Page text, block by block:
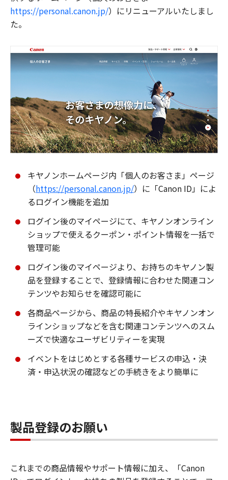
https://personal.canon.jp/）にリニューアルいたしまし
た。
キヤノンホームページ内「個人のお客さま」ページ
（https://personal.canon.jp/）に「Canon ID」によ
るログイン機能を追加
ログイン後のマイページにて、キヤノンオンライン
ショップで使えるクーポン・ポイント情報を一括で
管理可能
ログイン後のマイページより、お持ちのキヤノン製
品を登録することで、登録情報に合わせた関連コン
テンツやお知らせを確認可能に
各商品ページから、商品の特長紹介やキヤノンオン
ラインショップなどを含む関連コンテンツへのスム
ーズで快適なユーザビリティーを実現
イベントをはじめとする各種サービスの申込・決
済・申込状況の確認などの手続きをより簡単に
製品登録のお願い
これまでの商品情報やサポート情報に加え、「Canon